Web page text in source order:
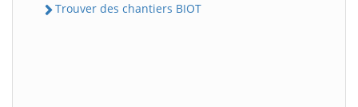
Trouver des chantiers BIOT